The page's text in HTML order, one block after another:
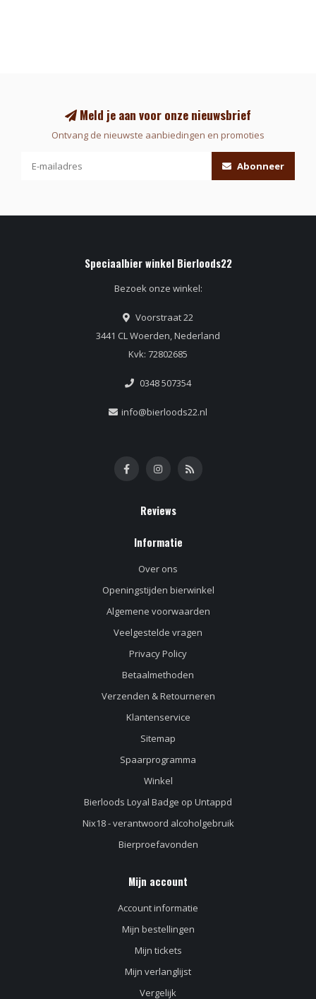
Meld je aan voor onze nieuwsbrief
Ontvang de nieuwste aanbiedingen en promoties
Abonneer
Speciaalbier winkel Bierloods22
Bezoek onze winkel:
Voorstraat 22
3441 CL Woerden, Nederland
Kvk: 72802685
0348 507354
info@bierloods22.nl
Reviews
Informatie
Over ons
Openingstijden bierwinkel
Algemene voorwaarden
Veelgestelde vragen
Privacy Policy
Betaalmethoden
Verzenden & Retourneren
Klantenservice
Sitemap
Spaarprogramma
Winkel
Bierloods Loyal Badge op Untappd
Nix18 - verantwoord alcoholgebruik
Bierproefavonden
Mijn account
Account informatie
Mijn bestellingen
Mijn tickets
Mijn verlanglijst
Vergelijk